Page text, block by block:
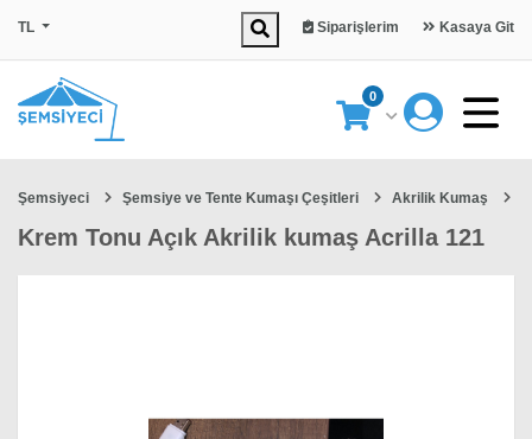
TL Siparişlerim Kasaya Git
0
Şemsiyeci Şemsiye ve Tente Kumaşı Çeşitleri Akrilik Kumaş
Krem Tonu Açık Akrilik kumaş Acrilla 121